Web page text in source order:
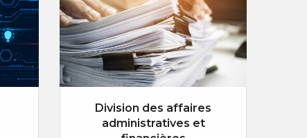
Division des affaires
administratives et